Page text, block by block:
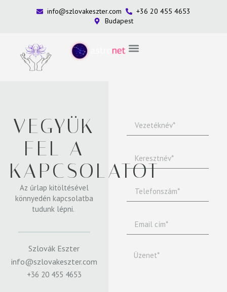
info@szlovakeszter.com
+36 20 455 4653
Budapest
VEGYÜK
FEL A
KAPCSOLATOT
Az űrlap kitöltésével
könnyedén kapcsolatba
tudunk lépni.
Szlovák Eszter
info@szlovakeszter.com
+36 20 455 4653